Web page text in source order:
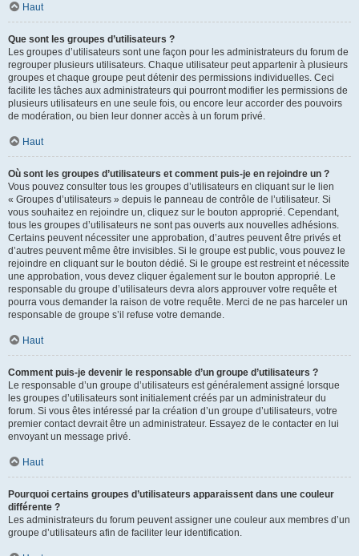
Haut
Que sont les groupes d’utilisateurs ?
Les groupes d’utilisateurs sont une façon pour les administrateurs du forum de
regrouper plusieurs utilisateurs. Chaque utilisateur peut appartenir à plusieurs
groupes et chaque groupe peut détenir des permissions individuelles. Ceci
facilite les tâches aux administrateurs qui pourront modifier les permissions de
plusieurs utilisateurs en une seule fois, ou encore leur accorder des pouvoirs
de modération, ou bien leur donner accès à un forum privé.
Haut
Où sont les groupes d’utilisateurs et comment puis-je en rejoindre un ?
Vous pouvez consulter tous les groupes d’utilisateurs en cliquant sur le lien
« Groupes d’utilisateurs » depuis le panneau de contrôle de l’utilisateur. Si
vous souhaitez en rejoindre un, cliquez sur le bouton approprié. Cependant,
tous les groupes d’utilisateurs ne sont pas ouverts aux nouvelles adhésions.
Certains peuvent nécessiter une approbation, d’autres peuvent être privés et
d’autres peuvent même être invisibles. Si le groupe est public, vous pouvez le
rejoindre en cliquant sur le bouton dédié. Si le groupe est restreint et nécessite
une approbation, vous devez cliquer également sur le bouton approprié. Le
responsable du groupe d’utilisateurs devra alors approuver votre requête et
pourra vous demander la raison de votre requête. Merci de ne pas harceler un
responsable de groupe s’il refuse votre demande.
Haut
Comment puis-je devenir le responsable d’un groupe d’utilisateurs ?
Le responsable d’un groupe d’utilisateurs est généralement assigné lorsque
les groupes d’utilisateurs sont initialement créés par un administrateur du
forum. Si vous êtes intéressé par la création d’un groupe d’utilisateurs, votre
premier contact devrait être un administrateur. Essayez de le contacter en lui
envoyant un message privé.
Haut
Pourquoi certains groupes d’utilisateurs apparaissent dans une couleur
différente ?
Les administrateurs du forum peuvent assigner une couleur aux membres d’un
groupe d’utilisateurs afin de faciliter leur identification.